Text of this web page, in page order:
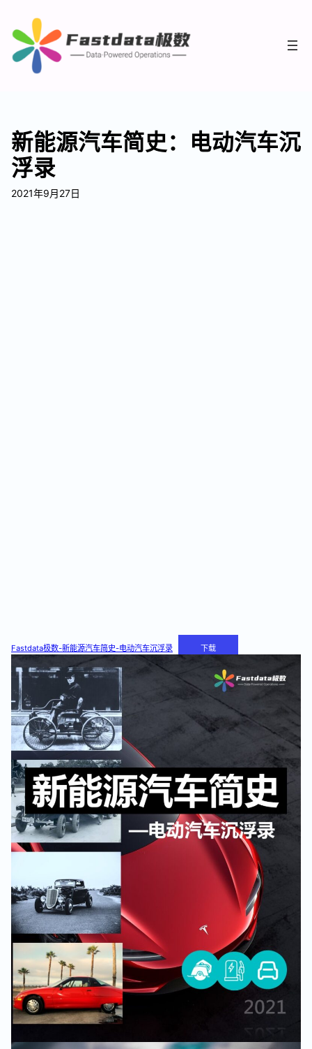
新能源汽车简史：电动汽车沉
浮录
2021年9月27日
Fastdata极数-新能源汽车简史-电动汽车沉浮录 下载